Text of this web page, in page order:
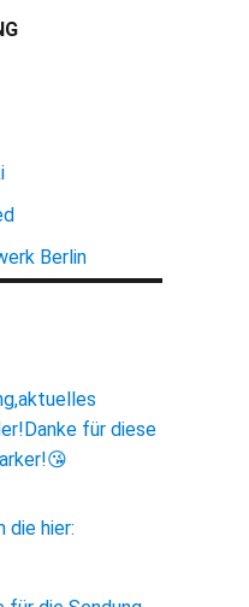
Berlin
für diese
die hier: